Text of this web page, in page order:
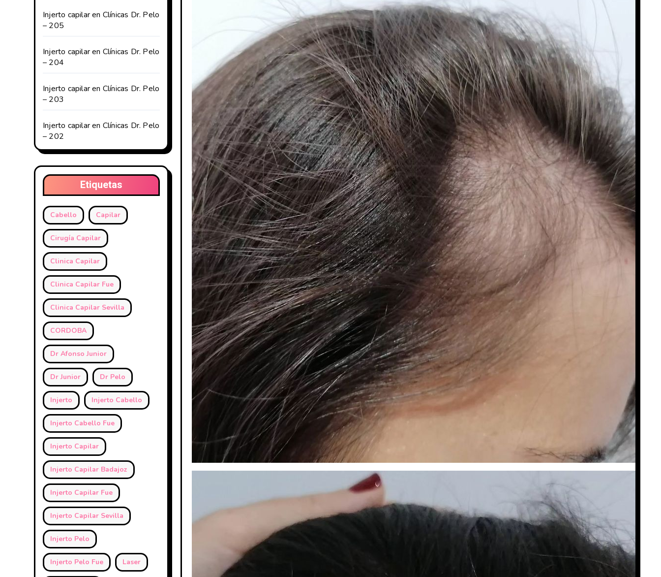
Injerto capilar en Clínicas Dr. Pelo
– 205
Injerto capilar en Clínicas Dr. Pelo
– 204
Injerto capilar en Clínicas Dr. Pelo
– 203
Injerto capilar en Clínicas Dr. Pelo
– 202
Etiquetas
Cabello Capilar
Cirugía Capilar
Clinica Capilar
Clinica Capilar Fue
Clinica Capilar Sevilla
CORDOBA
Dr Afonso Junior
Dr Junior Dr Pelo
Injerto Injerto Cabello
Injerto Cabello Fue
Injerto Capilar
Injerto Capilar Badajoz
Injerto Capilar Fue
Injerto Capilar Sevilla
Injerto Pelo
Injerto Pelo Fue Laser